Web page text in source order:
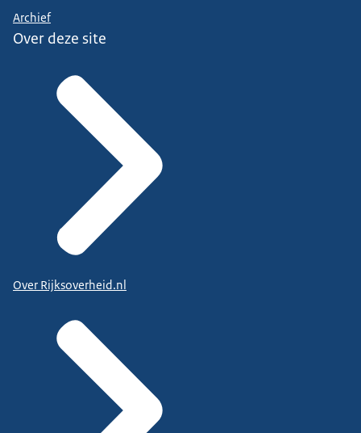
Archief
Over deze site
Over Rijksoverheid.nl